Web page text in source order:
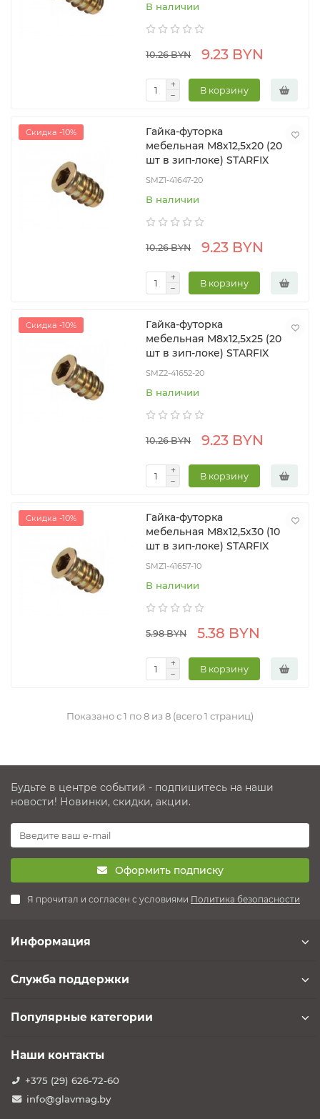
В наличии
10.26 BYN 9.23 BYN
В корзину
Скидка -10%
Гайка-футорка
мебельная М8х12,5х20 (20
шт в зип-локе) STARFIX
SMZ1-41647-20
В наличии
10.26 BYN 9.23 BYN
В корзину
Скидка -10%
Гайка-футорка
мебельная М8х12,5х25 (20
шт в зип-локе) STARFIX
SMZ2-41652-20
В наличии
10.26 BYN 9.23 BYN
В корзину
Скидка -10%
Гайка-футорка
мебельная М8х12,5х30 (10
шт в зип-локе) STARFIX
SMZ1-41657-10
В наличии
5.98 BYN 5.38 BYN
В корзину
Показано с 1 по 8 из 8 (всего 1 страниц)
Будьте в центре событий - подпишитесь на наши
новости! Новинки, скидки, акции.
Оформить подписку
Я прочитал и согласен с условиями Политика безопасности
Информация
Служба поддержки
Популярные категории
Наши контакты
+375 (29) 626-72-60
info@glavmag.by